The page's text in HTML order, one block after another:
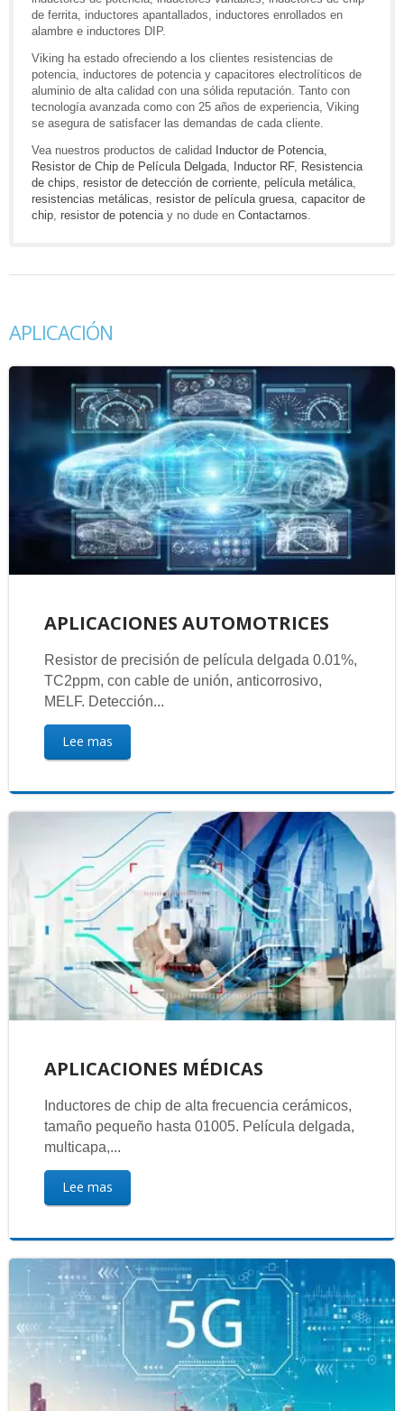
de ferrita, inductores apantallados, inductores enrollados en
alambre e inductores DIP.
Viking ha estado ofreciendo a los clientes resistencias de
potencia, inductores de potencia y capacitores electrolíticos de
aluminio de alta calidad con una sólida reputación. Tanto con
tecnología avanzada como con 25 años de experiencia, Viking
se asegura de satisfacer las demandas de cada cliente.
Vea nuestros productos de calidad
Inductor de Potencia
Resistor de Chip de Película Delgada
Inductor RF, Resistencia
de chips resistor de detección de corriente película metálica
resistencias metálicas resistor de película gruesa capacitor de
chip resistor de potencia y no dude en Contactarnos
APLICACIÓN
APLICACIONES AUTOMOTRICES
Resistor de precisión de película delgada 0.01%,
TC2ppm, con cable de unión, anticorrosivo,
MELF. Detección...
Lee mas
APLICACIONES MÉDICAS
Inductores de chip de alta frecuencia cerámicos,
tamaño pequeño hasta 01005. Película delgada,
multicapa,...
Lee mas